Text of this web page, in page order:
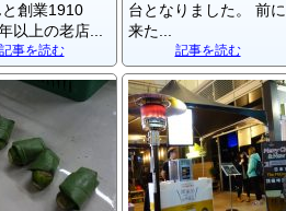
創業1910
以上の老店...
記事を読む
台となりました。 前に
来た...
記事を読む